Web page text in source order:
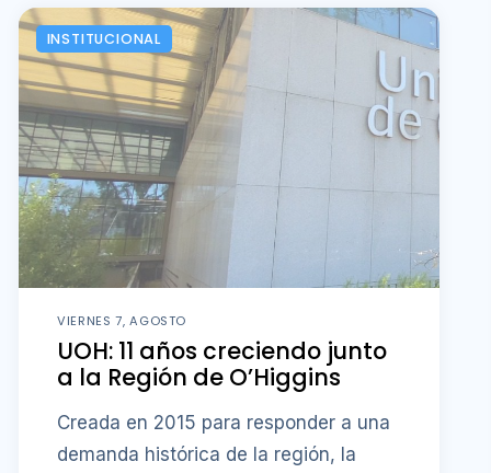
INSTITUCIONAL
VIERNES 7, AGOSTO
UOH: 11 años creciendo junto
a la Región de O’Higgins
Creada en 2015 para responder a una
demanda histórica de la región, la